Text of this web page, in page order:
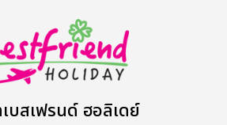
บสเฟรนด์ ฮอลิเดย์